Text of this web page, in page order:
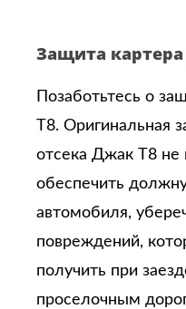
Защита
Позаботьтесь о
T8. Оригинальная
отсека Джак T8 не
обеспечить
автомобиля,
повреждений,
получить при
проселочным